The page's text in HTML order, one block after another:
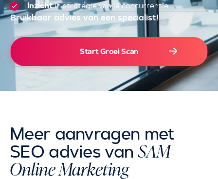
Inzichtin strategie van je concurrentie
Bruikbaar advies van een specialist!
Start Groei Scan
Meer aanvragen met
SEO advies vanSAM
Online Marketing